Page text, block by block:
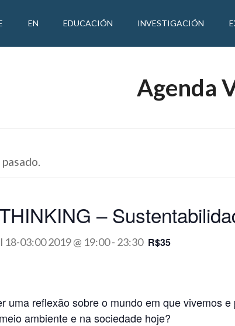
EN EDUCACIÓN INVESTIGACIÓN
Agenda
–
18-03:00 2019 @ 19:00- 23:30 R$35
uma reflexão sobre o mundo em que vivemos
ambiente e na sociedade hoje?